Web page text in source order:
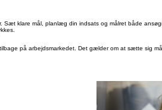
klare mål, planlæg din indsats og målret både
på arbejdsmarkedet. Det gælder om at sætte sig